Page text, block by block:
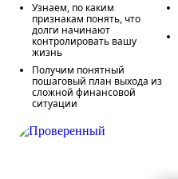
Узнаем, по каким
признакам понять, что
долги начинают
контролировать вашу
жизнь
Получим понятный
пошаговый план выхода из
сложной финансовой
ситуации